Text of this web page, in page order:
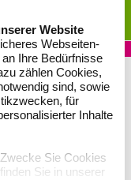
Website
Webseiten-
Ihre Bedürfnisse
zählen Cookies,
sind, sowie
für
Inhalte
Sie Cookies
Sie in unserer